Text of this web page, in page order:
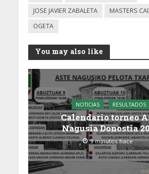
JOSE JAVIER ZABALETA
MASTERS
OGETA
You may also like
NOTICIAS RESULTADOS
Calendario torneo
Nagusia Donostia
9 minutos hace